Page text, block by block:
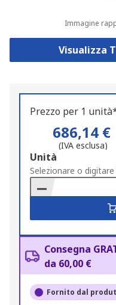
Immagine
Visualizza
Prezzo per 1
686,14 €
(IVA esclusa)
Add
to
Basket
Unità
Selezionare o
Consegna
da 60,00 €
Fornito dal